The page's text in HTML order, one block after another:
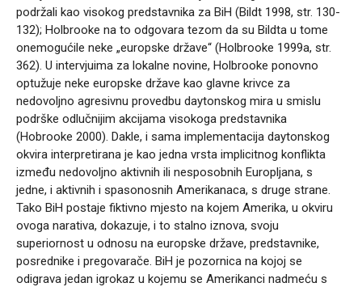
podržali kao visokog predstavnika za BiH (Bildt 1998, str. 130-
132); Holbrooke na to odgovara tezom da su Bildta u tome
onemogućile neke „europske države“ (Holbrooke 1999a, str.
362). U intervjuima za lokalne novine, Holbrooke ponovno
optužuje neke europske države kao glavne krivce za
nedovoljno agresivnu provedbu daytonskog mira u smislu
podrške odlučnijim akcijama visokoga predstavnika
(Hobrooke 2000). Dakle, i sama implementacija daytonskog
okvira interpretirana je kao jedna vrsta implicitnog konflikta
između nedovoljno aktivnih ili nesposobnih Europljana, s
jedne, i aktivnih i spasonosnih Amerikanaca, s druge strane.
Tako BiH postaje fiktivno mjesto na kojem Amerika, u okviru
ovoga narativa, dokazuje, i to stalno iznova, svoju
superiornost u odnosu na europske države, predstavnike,
posrednike i pregovarače. BiH je pozornica na kojoj se
odigrava jedan igrokaz u kojemu se Amerikanci nadmeću s